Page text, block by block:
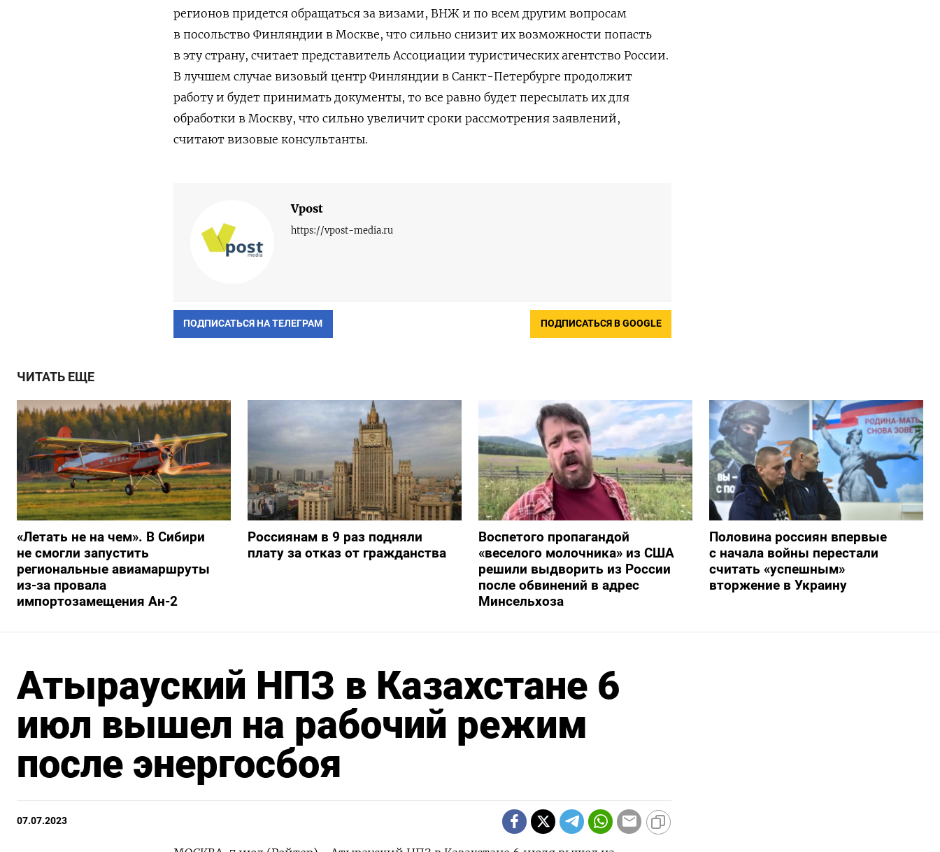
регионов придется обращаться за визами, ВНЖ и по всем другим вопросам
в посольство Финляндии в Москве, что сильно снизит их возможности попасть
в эту страну, считает представитель Ассоциации туристических агентство России.
В лучшем случае визовый центр Финляндии в Санкт-Петербурге продолжит
работу и будет принимать документы, то все равно будет пересылать их для
обработки в Москву, что сильно увеличит сроки рассмотрения заявлений,
считают визовые консультанты.
Vpost
https://vpost-media.ru
ПОДПИСАТЬСЯ НА ТЕЛЕГРАМ ПОДПИСАТЬСЯ В GOOGLE
ЧИТАТЬ ЕЩЕ
«Летать не на чем». В Сибири
не смогли запустить
региональные авиамаршруты
из-за провала
импортозамещения Ан-2
Россиянам в 9 раз подняли
плату за отказ от гражданства
Воспетого пропагандой
«веселого молочника» из США
решили выдворить из России
после обвинений в адрес
Минсельхоза
Половина россиян впервые
с начала войны перестали
считать «успешным»
вторжение в Украину
Атырауский НПЗ в Казахстане 6
июл вышел на рабочий режим
после энергосбоя
07.07.2023